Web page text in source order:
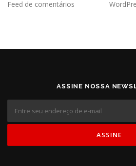
Feed de comentários
ASSINE NOSSA